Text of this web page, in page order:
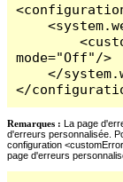
    <system.web>
        <customErrors
mode="Off"/>
    </system.web>
</
Remarques : La page
d'erreurs personnalisée.
configuration
page d'erreurs